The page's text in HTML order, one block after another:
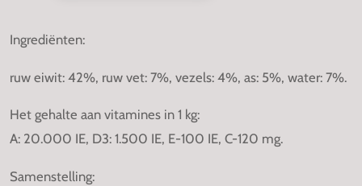
Ingrediënten:
ruw eiwit: 42%, ruw vet: 7%, vezels: 4%, as: 5%, water: 7%.
Het gehalte aan vitamines in 1 kg:
A: 20.000 IE, D3: 1.500 IE, E-100 IE, C-120 mg.
Samenstelling: